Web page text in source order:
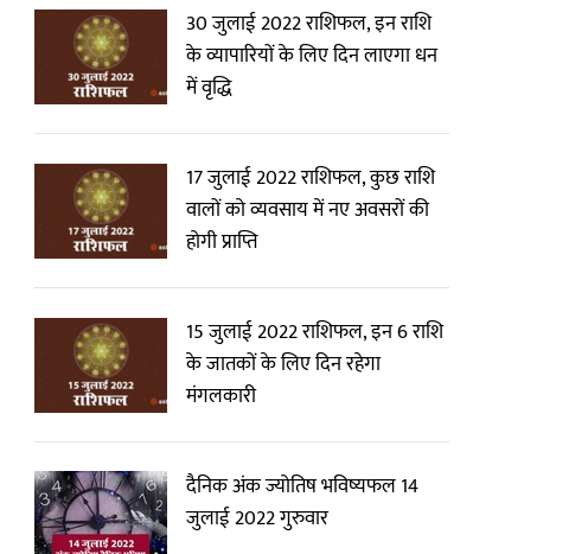
30 जुलाई 2022 राशिफल, इन राशि
के व्यापारियों के लिए दिन लाएगा धन
में वृद्धि
17 जुलाई 2022 राशिफल, कुछ राशि
वालों को व्यवसाय में नए अवसरों की
होगी प्राप्ति
15 जुलाई 2022 राशिफल, इन 6 राशि
के जातकों के लिए दिन रहेगा
मंगलकारी
दैनिक अंक ज्योतिष भविष्यफल 14
जुलाई 2022 गुरुवार